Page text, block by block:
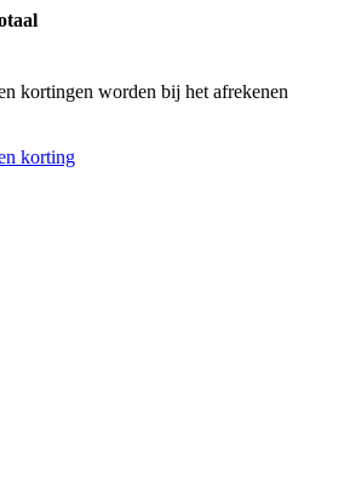
kortingen worden bij het afrekenen
korting